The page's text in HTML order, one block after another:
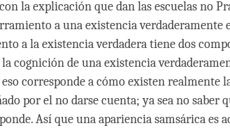
la explicación que dan las escuelas no
a una existencia verdaderamente
a la existencia verdadera tiene dos
cognición de una existencia
corresponde a cómo existen realmente
por el no darse cuenta; ya sea no saber
Así que una apariencia samsárica es